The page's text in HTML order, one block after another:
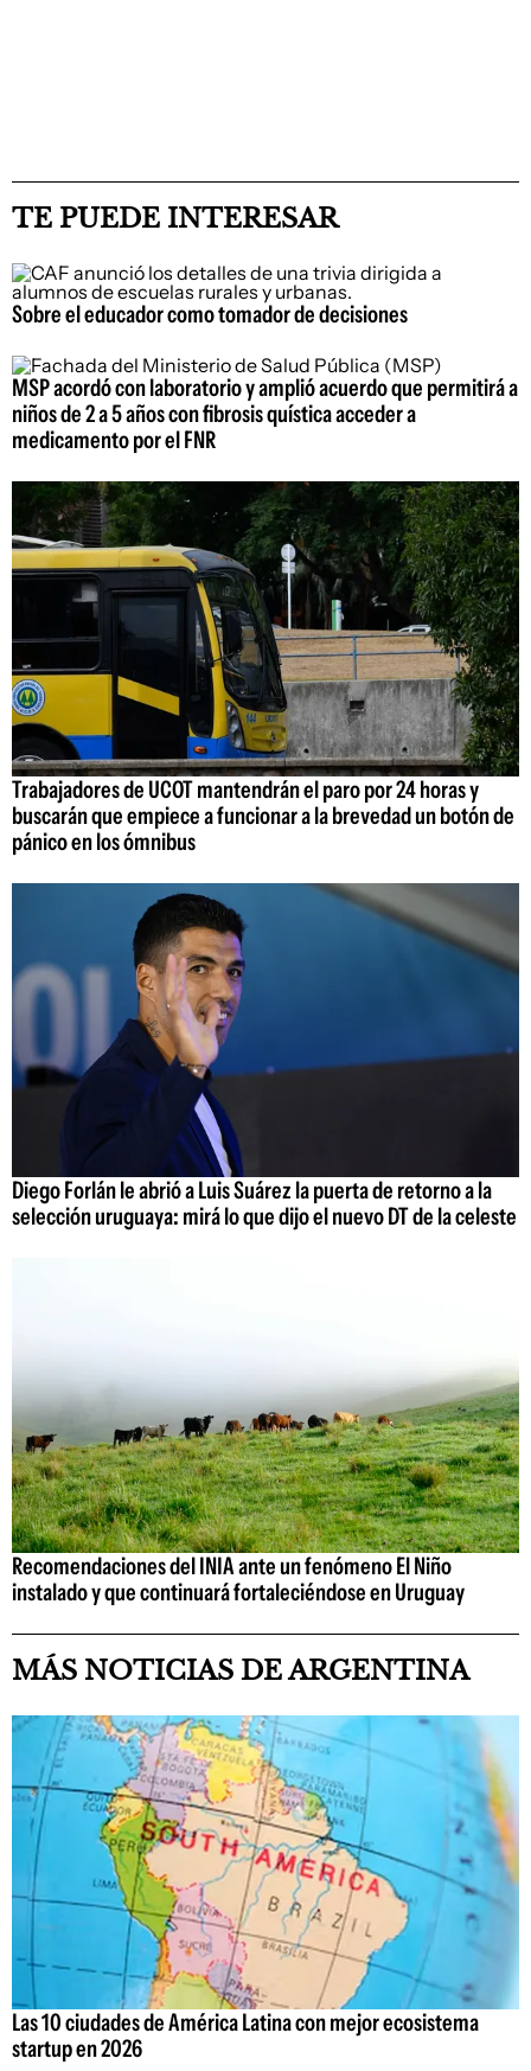
TE PUEDE INTERESAR
Sobre el educador como tomador de decisiones
MSP acordó con laboratorio y amplió acuerdo que permitirá a
niños de 2 a 5 años con fibrosis quística acceder a
medicamento por el FNR
Trabajadores de UCOT mantendrán el paro por 24 horas y
buscarán que empiece a funcionar a la brevedad un botón de
pánico en los ómnibus
Diego Forlán le abrió a Luis Suárez la puerta de retorno a la
selección uruguaya: mirá lo que dijo el nuevo DT de la celeste
Recomendaciones del INIA ante un fenómeno El Niño
instalado y que continuará fortaleciéndose en Uruguay
MÁS NOTICIAS DE ARGENTINA
Las 10 ciudades de América Latina con mejor ecosistema
startup en 2026